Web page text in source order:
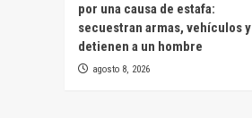
por una causa de estafa:
secuestran armas, vehículos y
detienen a un hombre
agosto 8, 2026